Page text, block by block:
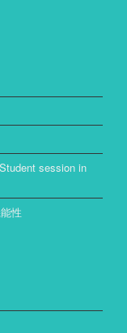
session in
性